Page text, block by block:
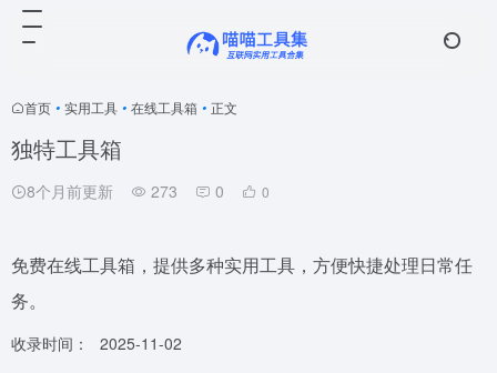
首页 • 实用工具 • 在线工具箱 • 正文
独特工具箱
8个月前更新 273 0 0
免费在线工具箱，提供多种实用工具，方便快捷处理日常任
务。
收录时间：
2025-11-02